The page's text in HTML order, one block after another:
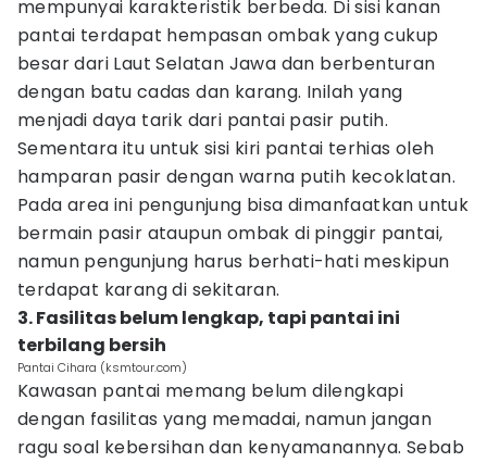
mempunyai karakteristik berbeda. Di sisi kanan
pantai terdapat hempasan ombak yang cukup
besar dari Laut Selatan Jawa dan berbenturan
dengan batu cadas dan karang. Inilah yang
menjadi daya tarik dari pantai pasir putih.
Sementara itu untuk sisi kiri pantai terhias oleh
hamparan pasir dengan warna putih kecoklatan.
Pada area ini pengunjung bisa dimanfaatkan untuk
bermain pasir ataupun ombak di pinggir pantai,
namun pengunjung harus berhati-hati meskipun
terdapat karang di sekitaran.
3. Fasilitas belum lengkap, tapi pantai ini
terbilang bersih
Pantai Cihara (ksmtour.com)
Kawasan pantai memang belum dilengkapi
dengan fasilitas yang memadai, namun jangan
ragu soal kebersihan dan kenyamanannya. Sebab